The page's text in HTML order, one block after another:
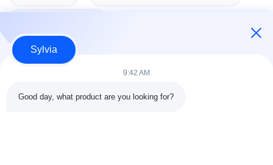
Schneller Kontakt
Sylvia
9:42 AM
Good day, what product are you looking for?